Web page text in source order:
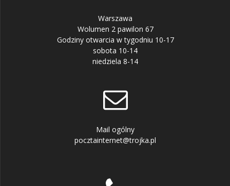
Warszawa
Wolumen 2 pawilon 67
Godziny otwarcia w tygodniu 10-17
sobota 10-14
niedziela 8-14
Mail ogólny
pocztainternet@trojka.pl